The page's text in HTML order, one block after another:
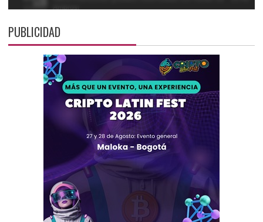
PUBLICIDAD